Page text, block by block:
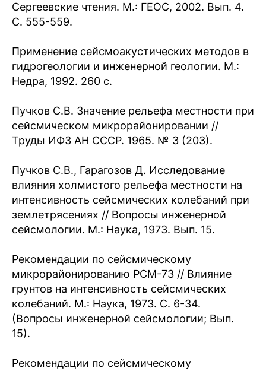
Сергеевские чтения. М.: ГЕОС, 2002. Вып. 4.
С. 555-559.
Применение сейсмоакустических методов в
гидрогеологии и инженерной геологии. М.:
Недра, 1992. 260 с.
Пучков С.В. Значение рельефа местности при
сейсмическом микрорайонировании //
Труды ИФЗ АН СССР. 1965. № 3 (203).
Пучков С.В., Гарагозов Д. Исследование
влияния холмистого рельефа местности на
интенсивность сейсмических колебаний при
землетрясениях // Вопросы инженерной
сейсмологии. М.: Наука, 1973. Вып. 15.
Рекомендации по сейсмическому
микрорайонированию РСМ-73 // Влияние
грунтов на интенсивность сейсмических
колебаний. М.: Наука, 1973. С. 6-34.
(Вопросы инженерной сейсмологии; Вып.
15).
Рекомендации по сейсмическому